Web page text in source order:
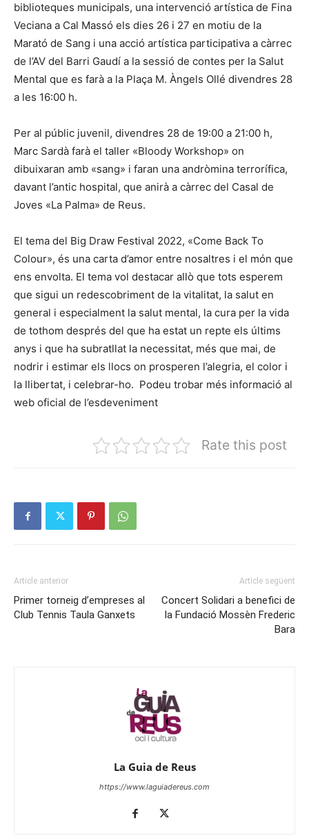
biblioteques municipals, una intervenció artística de Fina
Veciana a Cal Massó els dies 26 i 27 en motiu de la
Marató de Sang i una acció artística participativa a càrrec
de l’AV del Barri Gaudí a la sessió de contes per la Salut
Mental que es farà a la Plaça M. Àngels Ollé divendres 28
a les 16:00 h.
Per al públic juvenil, divendres 28 de 19:00 a 21:00 h,
Marc Sardà farà el taller «Bloody Workshop» on
dibuixaran amb «sang» i faran una andròmina terrorífica,
davant l’antic hospital, que anirà a càrrec del Casal de
Joves «La Palma» de Reus.
El tema del Big Draw Festival 2022, «Come Back To
Colour», és una carta d’amor entre nosaltres i el món que
ens envolta. El tema vol destacar allò que tots esperem
que sigui un redescobriment de la vitalitat, la salut en
general i especialment la salut mental, la cura per la vida
de tothom després del que ha estat un repte els últims
anys i que ha subratllat la necessitat, més que mai, de
nodrir i estimar els llocs on prosperen l’alegria, el color i
la llibertat, i celebrar-ho. Podeu trobar més informació al
web oficial de l’esdeveniment
Rate this post
Article anterior
Primer torneig d’empreses al
Club Tennis Taula Ganxets
Article següent
Concert Solidari a benefici de
la Fundació Mossèn Frederic
Bara
La Guia de Reus
https://www.laguiadereus.com